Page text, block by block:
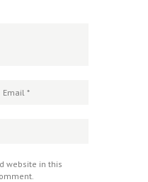
website in this